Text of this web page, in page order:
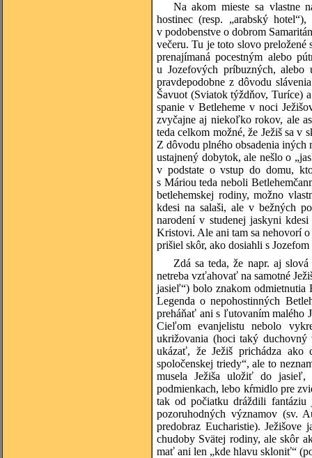
Na akom mieste sa vlastne
hostinec (resp. „arabský
v podobenstve o dobrom
večeru. Tu je toto slovo preložené
prenajímaná pocestným alebo
u Jozefových príbuzných, alebo
pravdepodobne z dôvodu
Šavuot (Sviatok týždňov, Turíce)
spanie v Betleheme v noci
zvyčajne aj niekoľko rokov, ale
teda celkom možné, že Ježiš sa
Z dôvodu plného obsadenia iných
ustajnený dobytok, ale nešlo o
v podstate o vstup do domu,
s Máriou teda neboli
betlehemskej rodiny, možno
kdesi na salaši, ale v bežných
narodení v studenej jaskyni
Kristovi. Ale ani tam sa nehovorí
prišiel skôr, ako dosiahli s
Zdá sa teda, že napr. aj
netreba vzťahovať na samotné
jasieľ“) bolo znakom odmietnutia
Legenda o nepohostinných
preháňať ani s ľutovaním malého
Cieľom evanjelistu nebolo
ukrižovania (hoci taký duchovný
ukázať, že Ježiš prichádza ako
spoločenskej triedy“, ale to
musela Ježiša uložiť do jasieľ,
podmienkach, lebo kŕmidlo pre
tak od počiatku dráždili
pozoruhodných významov (sv.
predobraz Eucharistie).
chudoby Svätej rodiny, ale skôr
mať ani len „kde hlavu skloniť“